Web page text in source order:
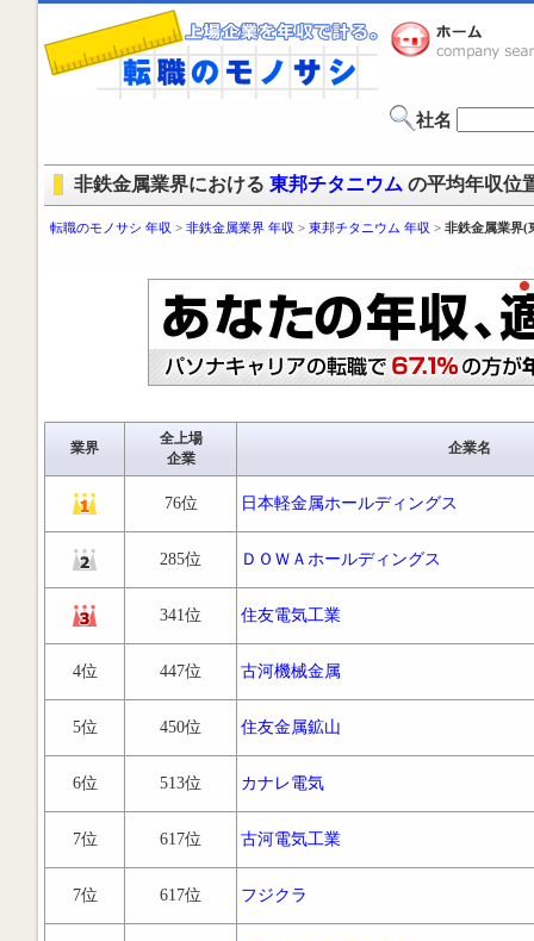
社名
非鉄金属業界における 東邦チタニウム の平均年収位
転職のモノサシ 年収 > 非鉄金属業界 年収 > 東邦チタニウム 年収 > 非鉄金属業界(
業界
全上場
企業
企業名
76位 日本軽金属ホールディングス
285位 ＤＯＷＡホールディングス
341位 住友電気工業
4位 447位 古河機械金属
5位 450位 住友金属鉱山
6位 513位 カナレ電気
7位 617位 古河電気工業
7位 617位 フジクラ